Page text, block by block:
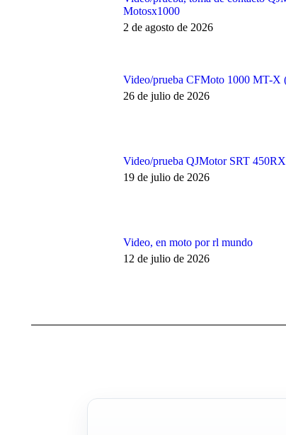
Motosx1000
2 de agosto de 2026
Video/prueba CFMoto 1000 MT-X
26 de julio de 2026
Video/prueba QJMotor SRT
19 de julio de 2026
Video, en moto por rl mundo
12 de julio de 2026